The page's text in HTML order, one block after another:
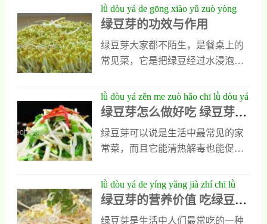
时，这时绿豆会吸水膨胀，把泡好
的绿豆取出以后，
要准备新鲜绿豆芽350克，胡萝卜一
百克，食用油和盐以及干辣椒，还
有葱和醋等调味料各适量。2、把准
备好的绿豆芽洗净以后去掉水分，
中放油加热后，先把干辣椒和葱入
锅炒香。3、随后
的营养价值，一起来看看吧。绿豆
芽的功效与作用1.解暑 绿豆芽适合
能够通经脉，去除身体中的暑气，
有清热的效果，还能够帮助身体中
体中的血管以及肌肤有帮助作用，
还能够缓解人体的紧张情绪。要是
你长期处于工作状态，就吃点绿豆
芽吧。3.缓解口腔溃疡 口腔溃疡影
解口腔溃疡的问题。4.缓解便秘
lǜ dòu yá de gōng xiào yǔ zuò yòng
绿豆芽的功效与作用
绿豆芽大家都不陌生，是餐桌上的
常见菜，它是把绿豆经过水浸泡以
营养丰富，可以炒食也可以凉拌，
能制成味道不同的美味菜品，人们
吃绿豆芽的好处是什么呢？大家看
过下面对它功效的具体介绍就能明
效之一，它含有大量天然分解酶，
能促进人体内酒精毒素的分解与代
谢，也能减少他们对人类肝脏的伤
lǜ dòu yá zěn me zuò hǎo chī lǜ dòu yá
de zuò fǎ bù zhòu jiào chéng
绿豆芽怎么做好吃 绿豆芽的
做法步骤教程
绿豆芽可以说是生活中最常见的家
常菜，而且它能清热解毒也能促进
后对身体有多种好处。不过绿豆芽
这种菜品本身味淡，平时很多人感
lǜ dòu yá de yíng yǎng jià zhí chī lǜ
dòu yá de hǎo chù
绿豆芽的营养价值 吃绿豆芽
的好处
绿豆芽是生活中人们最常吃的一种